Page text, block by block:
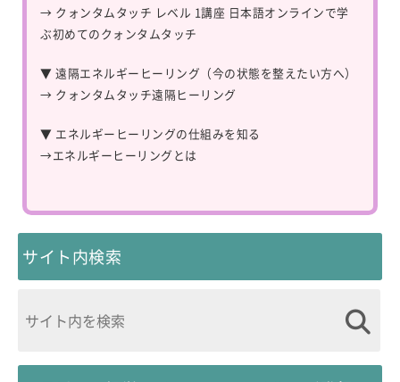
→ クォンタムタッチ レベル 1講座 日本語オンラインで学
ぶ初めてのクォンタムタッチ
▼ 遠隔エネルギーヒーリング（今の状態を整えたい方へ）
→ クォンタムタッチ遠隔ヒーリング
▼ エネルギーヒーリングの仕組みを知る
→エネルギーヒーリングとは
サイト内検索